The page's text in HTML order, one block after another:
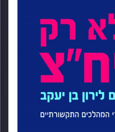
הובלת עמותה בהתנדבות,
רפואי, גם רגשי וגם מלא
תמיד פנוי להקשבה.
ליח״צ חברתי, על יצירת
העלאת מודעות לבין ניצול
שכולות, כמו משפחות
עוז בשביעי באוקטובר.
על כוחן של מילים, ועל
כשהסיפור הוא לא רק